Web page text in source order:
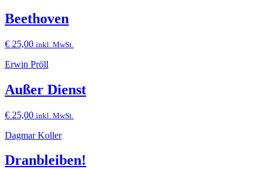
Beethoven
€ 25,00 inkl. MwSt.
Erwin Pröll
Außer Dienst
€ 25,00 inkl. MwSt.
Dagmar Koller
Dranbleiben!